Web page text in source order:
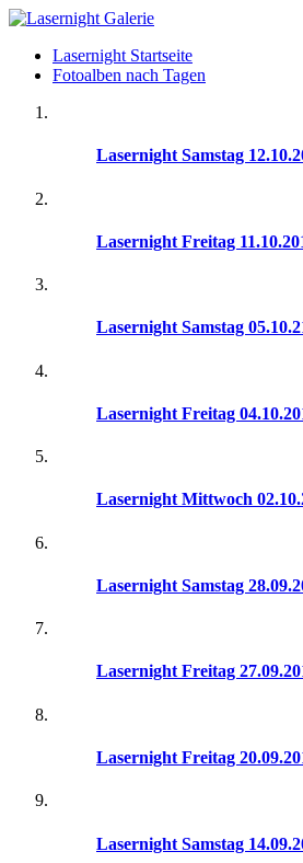
Lasernight Startseite
Fotoalben nach Tagen
Lasernight Samstag
Lasernight Freitag
Lasernight Samstag
Lasernight Freitag
Lasernight Mittwoch
Lasernight Samstag
Lasernight Freitag
Lasernight Freitag
Lasernight Samstag